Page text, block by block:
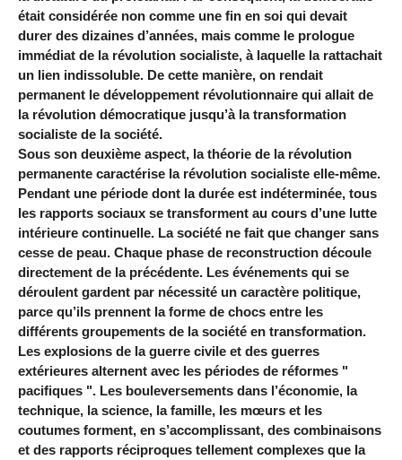
était considérée non comme une fin en soi qui devait
durer des dizaines d’années, mais comme le prologue
immédiat de la révolution socialiste, à laquelle la rattachait
un lien indissoluble. De cette manière, on rendait
permanent le développement révolutionnaire qui allait de
la révolution démocratique jusqu’à la transformation
socialiste de la société.
Sous son deuxième aspect, la théorie de la révolution
permanente caractérise la révolution socialiste elle-même.
Pendant une période dont la durée est indéterminée, tous
les rapports sociaux se transforment au cours d’une lutte
intérieure continuelle. La société ne fait que changer sans
cesse de peau. Chaque phase de reconstruction découle
directement de la précédente. Les événements qui se
déroulent gardent par nécessité un caractère politique,
parce qu’ils prennent la forme de chocs entre les
différents groupements de la société en transformation.
Les explosions de la guerre civile et des guerres
extérieures alternent avec les périodes de réformes "
pacifiques ". Les bouleversements dans l’économie, la
technique, la science, la famille, les mœurs et les
coutumes forment, en s’accomplissant, des combinaisons
et des rapports réciproques tellement complexes que la